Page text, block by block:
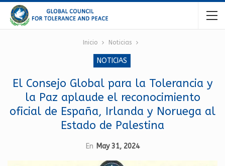
Inicio Noticias
NOTICIAS
El Consejo Global para la Tolerancia y
la Paz aplaude el reconocimiento
oficial de España, Irlanda y Noruega al
Estado de Palestina
En May 31, 2024